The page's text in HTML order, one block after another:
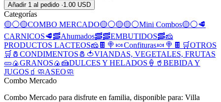
Añadir 1 al pedido ·1.00 USD
Categorías
🟡⚪🟡COMBO MERCADO🟡⚪🟡🟡⚪Mini Combos🟡⚪🥩
CARNICOS🥩🥓Ahumados🥓🥓EMBUTIDOS🥓🧀
PRODUCTOS LACTEOS🧀 🍫 🍭 🍬 Confituras 🍬 🍭 🍫 🛒OTROS
🛒 🧂CONDIMENTOS🧂 🍅VIANDAS, VEGETALES, FRUTAS
🥒🍙GRANOS🍙 🍰DULCES Y HELADOS🍦 🥤BEBIDA Y
JUGOS🧃 🧼ASEO🧼
Combo Mercado
Combo Mercado para disfrute en familia, disponible para: Villa